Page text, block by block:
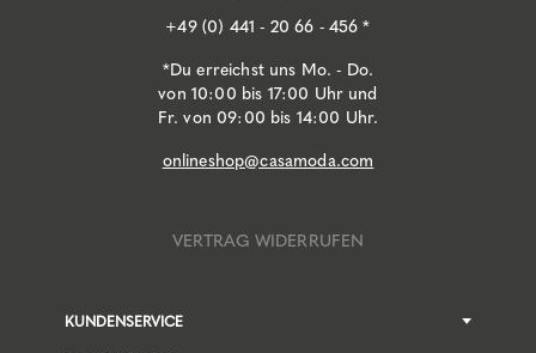
+49 (0) 441 - 20 66 - 456 *
*Du erreichst uns Mo. - Do.
von 10:00 bis 17:00 Uhr und
Fr. von 09:00 bis 14:00 Uhr.
onlineshop@casamoda.com
VERTRAG WIDERRUFEN
KUNDENSERVICE